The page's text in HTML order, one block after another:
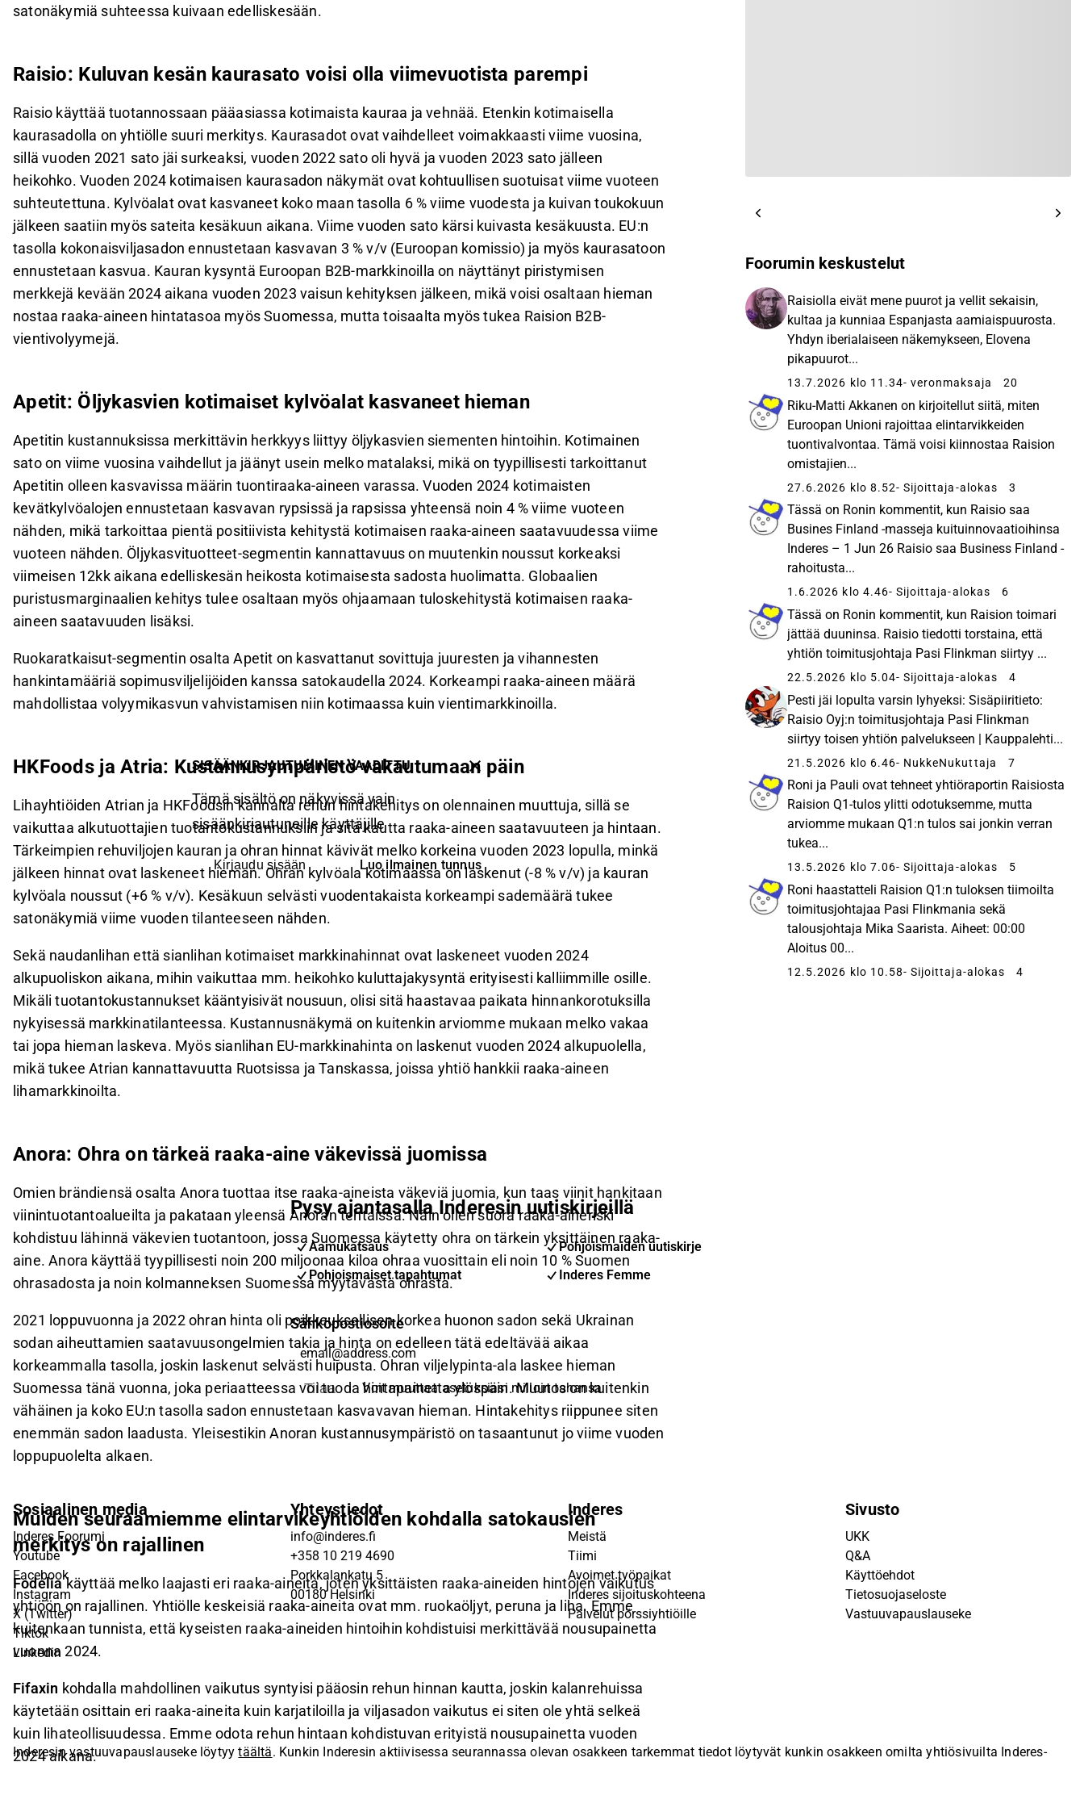
satonäkymiä suhteessa kuivaan edelliskesään.
Raisio: Kuluvan kesän kaurasato voisi olla viimevuotista parempi
Raisio käyttää tuotannossaan pääasiassa kotimaista kauraa ja vehnää. Etenkin kotimaisella
kaurasadolla on yhtiölle suuri merkitys. Kaurasadot ovat vaihdelleet voimakkaasti viime vuosina,
sillä vuoden 2021 sato jäi surkeaksi, vuoden 2022 sato oli hyvä ja vuoden 2023 sato jälleen
heikohko. Vuoden 2024 kotimaisen kaurasadon näkymät ovat kohtuullisen suotuisat viime vuoteen
suhteutettuna. Kylvöalat ovat kasvaneet koko maan tasolla 6 % viime vuodesta ja kuivan toukokuun
jälkeen saatiin myös sateita kesäkuun aikana. Viime vuoden sato kärsi kuivasta kesäkuusta. EU:n
tasolla kokonaisviljasadon ennustetaan kasvavan 3 % v/v (Euroopan komissio) ja myös kaurasatoon
ennustetaan kasvua. Kauran kysyntä Euroopan B2B-markkinoilla on näyttänyt piristymisen
merkkejä kevään 2024 aikana vuoden 2023 vaisun kehityksen jälkeen, mikä voisi osaltaan hieman
nostaa raaka-aineen hintatasoa myös Suomessa, mutta toisaalta myös tukea Raision B2B-
vientivolyymejä.
Apetit: Öljykasvien kotimaiset kylvöalat kasvaneet hieman
Apetitin kustannuksissa merkittävin herkkyys liittyy öljykasvien siementen hintoihin. Kotimainen
sato on viime vuosina vaihdellut ja jäänyt usein melko matalaksi, mikä on tyypillisesti tarkoittanut
Apetitin olleen kasvavissa määrin tuontiraaka-aineen varassa. Vuoden 2024 kotimaisten
kevätkylvöalojen ennustetaan kasvavan rypsissä ja rapsissa yhteensä noin 4 % viime vuoteen
nähden, mikä tarkoittaa pientä positiivista kehitystä kotimaisen raaka-aineen saatavuudessa viime
vuoteen nähden. Öljykasvituotteet-segmentin kannattavuus on muutenkin noussut korkeaksi
viimeisen 12kk aikana edelliskesän heikosta kotimaisesta sadosta huolimatta. Globaalien
puristusmarginaalien kehitys tulee osaltaan myös ohjaamaan tuloskehitystä kotimaisen raaka-
aineen saatavuuden lisäksi.
Ruokaratkaisut-segmentin osalta Apetit on kasvattanut sovittuja juuresten ja vihannesten
hankintamääriä sopimusviljelijöiden kanssa satokaudella 2024. Korkeampi raaka-aineen määrä
mahdollistaa volyymikasvun vahvistamisen niin kotimaassa kuin vientimarkkinoilla.
HKFoods ja Atria: Kustannusympäristö vakautumaan päin
Lihayhtiöiden Atrian ja HKFoodsin kannalta rehun hintakehitys on olennainen muuttuja, sillä se
vaikuttaa alkutuottajien tuotantokustannuksiin ja sitä kautta raaka-aineen saatavuuteen ja hintaan.
Tärkeimpien rehuviljojen kauran ja ohran hinnat kävivät melko korkeina vuoden 2023 lopulla, minkä
jälkeen hinnat ovat laskeneet hieman. Ohran kylvöala kotimaassa on laskenut (-8 % v/v) ja kauran
kylvöala noussut (+6 % v/v). Kesäkuun selvästi vuodentakaista korkeampi sademäärä tukee
satonäkymiä viime vuoden tilanteeseen nähden.
Sekä naudanlihan että sianlihan kotimaiset markkinahinnat ovat laskeneet vuoden 2024
alkupuoliskon aikana, mihin vaikuttaa mm. heikohko kuluttajakysyntä erityisesti kalliimmille osille.
Mikäli tuotantokustannukset kääntyisivät nousuun, olisi sitä haastavaa paikata hinnankorotuksilla
nykyisessä markkinatilanteessa. Kustannusnäkymä on kuitenkin arviomme mukaan melko vakaa
tai jopa hieman laskeva. Myös sianlihan EU-markkinahinta on laskenut vuoden 2024 alkupuolella,
mikä tukee Atrian kannattavuutta Ruotsissa ja Tanskassa, joissa yhtiö hankkii raaka-aineen
lihamarkkinoilta.
Anora: Ohra on tärkeä raaka-aine väkevissä juomissa
Omien brändiensä osalta Anora tuottaa itse raaka-aineista väkeviä juomia, kun taas viinit hankitaan
viinintuotantoalueilta ja pakataan yleensä Anoran tehtaissa. Näin ollen suora raaka-aineriski
kohdistuu lähinnä väkevien tuotantoon, jossa Suomessa käytetty ohra on tärkein yksittäinen raaka-
aine. Anora käyttää tyypillisesti noin 200 miljoonaa kiloa ohraa vuosittain eli noin 10 % Suomen
ohrasadosta ja noin kolmanneksen Suomessa myytävästä ohrasta.
2021 loppuvuonna ja 2022 ohran hinta oli poikkeuksellisen korkea huonon sadon sekä Ukrainan
sodan aiheuttamien saatavuusongelmien takia ja hinta on edelleen tätä edeltävää aikaa
korkeammalla tasolla, joskin laskenut selvästi huipusta. Ohran viljelypinta-ala laskee hieman
Suomessa tänä vuonna, joka periaatteessa voi tuoda hintapainetta ylöspäin. Muutos on kuitenkin
vähäinen ja koko EU:n tasolla sadon ennustetaan kasvavavan hieman. Hintakehitys riippunee siten
enemmän sadon laadusta. Yleisestikin Anoran kustannusympäristö on tasaantunut jo viime vuoden
loppupuolelta alkaen.
Muiden seuraamiemme elintarvikeyhtiöiden kohdalla satokausien
merkitys on rajallinen
Fodeliakäyttää melko laajasti eri raaka-aineita, joten yksittäisten raaka-aineiden hintojen vaikutus
yhtiöön on rajallinen. Yhtiölle keskeisiä raaka-aineita ovat mm. ruokaöljyt, peruna ja liha. Emme
kuitenkaan tunnista, että kyseisten raaka-aineiden hintoihin kohdistuisi merkittävää nousupainetta
vuonna 2024.
Fifaxin kohdalla mahdollinen vaikutus syntyisi pääosin rehun hinnan kautta, joskin kalanrehuissa
käytetään osittain eri raaka-aineita kuin karjatiloilla ja viljasadon vaikutus ei siten ole yhtä selkeä
kuin lihateollisuudessa. Emme odota rehun hintaan kohdistuvan erityistä nousupainetta vuoden
2024 aikana.
SISÄÄNKIRJAUTUMINEN VAADITTU
Tämä sisältö on näkyvissä vain
sisäänkirjautuneille käyttäjille
Kirjaudu sisään Luo ilmainen tunnus
Foorumin keskustelut
Raisiolla eivät mene puurot ja vellit sekaisin,
kultaa ja kunniaa Espanjasta aamiaispuurosta.
Yhdyn iberialaiseen näkemykseen, Elovena
pikapuurot...
13.7.2026 klo 11.34- veronmaksaja 20
Riku-Matti Akkanen on kirjoitellut siitä, miten
Euroopan Unioni rajoittaa elintarvikkeiden
tuontivalvontaa. Tämä voisi kiinnostaa Raision
omistajien...
27.6.2026 klo 8.52- Sijoittaja-alokas 3
Tässä on Ronin kommentit, kun Raisio saa
Busines Finland -masseja kuituinnovaatioihinsa
Inderes – 1 Jun 26 Raisio saa Business Finland -
rahoitusta...
1.6.2026 klo 4.46- Sijoittaja-alokas 6
Tässä on Ronin kommentit, kun Raision toimari
jättää duuninsa. Raisio tiedotti torstaina, että
yhtiön toimitusjohtaja Pasi Flinkman siirtyy ...
22.5.2026 klo 5.04- Sijoittaja-alokas 4
Pesti jäi lopulta varsin lyhyeksi: Sisäpiiritieto:
Raisio Oyj:n toimitusjohtaja Pasi Flinkman
siirtyy toisen yhtiön palvelukseen | Kauppalehti...
21.5.2026 klo 6.46- NukkeNukuttaja 7
Roni ja Pauli ovat tehneet yhtiöraportin Raisiosta
Raision Q1-tulos ylitti odotuksemme, mutta
arviomme mukaan Q1:n tulos sai jonkin verran
tukea...
13.5.2026 klo 7.06- Sijoittaja-alokas 5
Roni haastatteli Raision Q1:n tuloksen tiimoilta
toimitusjohtajaa Pasi Flinkmania sekä
talousjohtaja Mika Saarista. Aiheet: 00:00
Aloitus 00...
12.5.2026 klo 10.58- Sijoittaja-alokas 4
Pysy ajantasalla Inderesin uutiskirjeillä
Aamukatsaus
Pohjoismaiden uutiskirje
Pohjoismaiset tapahtumat
Inderes Femme
Sähköpostiosoite
Tilaa Voit muuttaa asetuksiasi milloin tahansa
Sosiaalinen media
Inderes Foorumi
Youtube
Facebook
Instagram
X (Twitter)
Tiktok
Linkedin
Yhteystiedot
info@inderes.fi
+358 10 219 4690
Porkkalankatu 5
00180 Helsinki
Inderes
Meistä
Tiimi
Avoimet työpaikat
Inderes sijoituskohteena
Palvelut pörssiyhtiöille
Sivusto
UKK
Q&A
Käyttöehdot
Tietosuojaseloste
Vastuuvapauslauseke
Inderesin vastuuvapauslauseke löytyytäältä. Kunkin Inderesin aktiivisessa seurannassa olevan osakkeen tarkemmat tiedot löytyvät kunkin osakkeen omilta yhtiösivuilta Inderes-